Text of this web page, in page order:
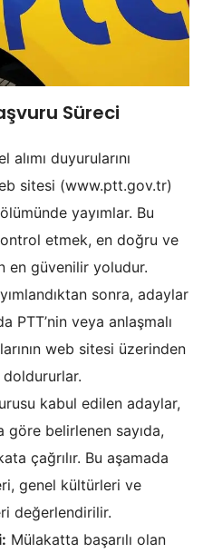
Süreci
alımı duyurularını
sitesi (www.ptt.gov.tr)
yayımlar. Bu
etmek, en doğru ve
en güvenilir yoludur.
sonra, adaylar
PTT’nin veya anlaşmalı
web sitesi üzerinden
kabul edilen adaylar,
göre belirlenen sayıda,
çağrılır. Bu aşamada
genel kültürleri ve
değerlendirilir.
Mülakatta başarılı olan